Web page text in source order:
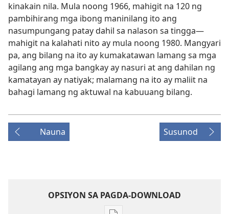
kinakain nila. Mula noong 1966, mahigit na 120 ng
pambihirang mga ibong maninilang ito ang
nasumpungang patay dahil sa nalason sa tingga​—
mahigit na kalahati nito ay mula noong 1980. Mangyari
pa, ang bilang na ito ay kumakatawan lamang sa mga
agilang ang mga bangkay ay nasuri at ang dahilan ng
kamatayan ay natiyak; malamang na ito ay maliit na
bahagi lamang ng aktuwal na kabuuang bilang.
Nauna Susunod
OPSIYON SA PAGDA-DOWNLOAD